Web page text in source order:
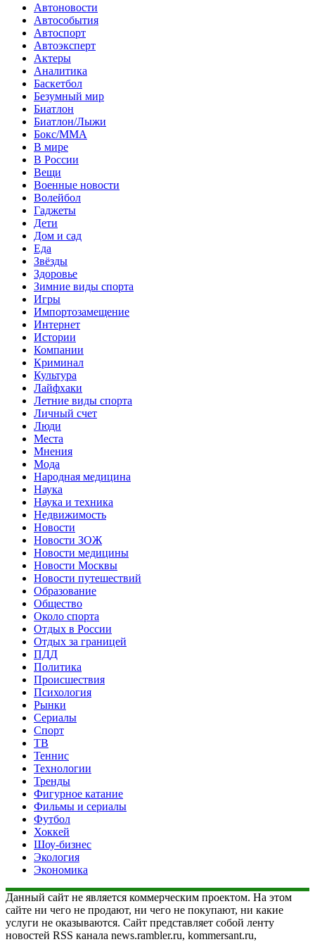
Автоновости
Автособытия
Автоспорт
Автоэксперт
Актеры
Аналитика
Баскетбол
Безумный мир
Биатлон
Биатлон/Лыжи
Бокс/MMA
В мире
В России
Вещи
Военные новости
Волейбол
Гаджеты
Дети
Дом и сад
Еда
Звёзды
Здоровье
Зимние виды спорта
Игры
Импортозамещение
Интернет
Истории
Компании
Криминал
Культура
Лайфхаки
Летние виды спорта
Личный счет
Люди
Места
Мнения
Мода
Народная медицина
Наука
Наука и техника
Недвижимость
Новости
Новости ЗОЖ
Новости медицины
Новости Москвы
Новости путешествий
Образование
Общество
Около спорта
Отдых в России
Отдых за границей
ПДД
Политика
Происшествия
Психология
Рынки
Сериалы
Спорт
ТВ
Теннис
Технологии
Тренды
Фигурное катание
Фильмы и сериалы
Футбол
Хоккей
Шоу-бизнес
Экология
Экономика
Данный сайт не является коммерческим проектом. На этом
сайте ни чего не продают, ни чего не покупают, ни какие
услуги не оказываются. Сайт представляет собой ленту
новостей RSS канала news.rambler.ru, kommersant.ru,